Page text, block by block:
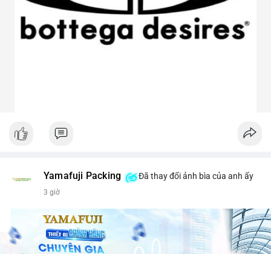
Yamafuji Packing Đã thay đổi ảnh bìa của anh ấy
3 giờ